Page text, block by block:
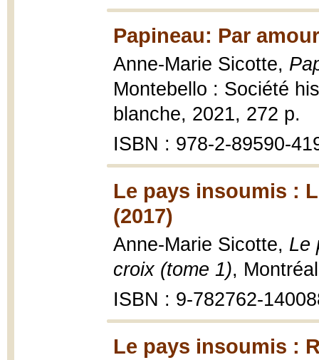
Papineau: Par
Anne-Marie Sicotte,
Montebello : Société
blanche, 2021, 272 p.
ISBN : 978-2-89590-
Le pays insoumis :
(2017)
Anne-Marie Sicotte, Le
croix (tome 1),
ISBN : 9-782762-
Le pays insoumis :